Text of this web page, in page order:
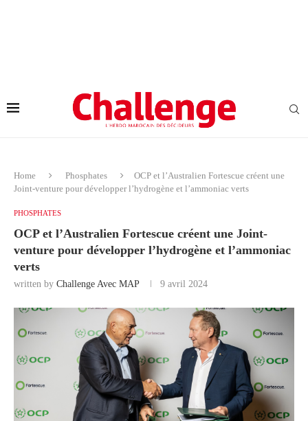
Home Phosphates
OCP et l’Australien Fortescue créent une
Joint-venture pour développer l’hydrogène et l’ammoniac verts
PHOSPHATES
OCP et l’Australien Fortescue créent une Joint-
venture pour développer l’hydrogène et l’ammoniac
verts
written by Challenge Avec MAP 9 avril 2024